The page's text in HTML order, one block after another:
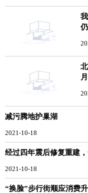
减污腾地护巢湖
2021-10-18
经过四年震后修复重建
2021-10-18
“换脸”步行街顺应消费